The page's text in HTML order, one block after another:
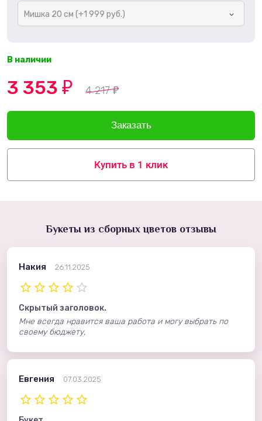
Мишка 20 см (+1 999 руб.)
В наличии
3 353 ₽ 4 217₽
Купить в 1 клик
Букеты из сборных цветов отзывы
Накия 26.11.2025
Скрытый заголовок.
Мне всегда нравится ваша работа и могу выбрать по
своему бюджету,
Евгения 07.03.2025